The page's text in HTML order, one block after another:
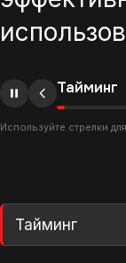
Тайминг
Используйте стрелки
Тайминг